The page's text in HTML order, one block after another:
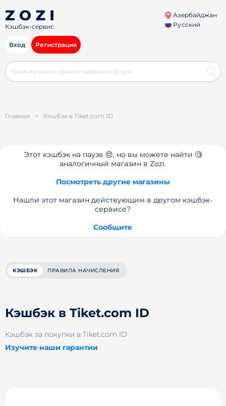
Кэшбэк-сервис
Азербайджан
Русский
Вход Регистрация
Главная > Кэшбэк в Tiket.com ID
Этот кэшбэк на паузе 😔, но вы можете найти 🧐
аналогичный магазин в Zozi.
Посмотреть другие магазины
Нашли этот магазин действующим в другом кэшбэк-
сервисе?
Сообщите
КЭШБЭК ПРАВИЛА НАЧИСЛЕНИЯ
Кэшбэк в Tiket.com ID
Кэшбэк за покупки в Tiket.com ID
Изучите наши гарантии